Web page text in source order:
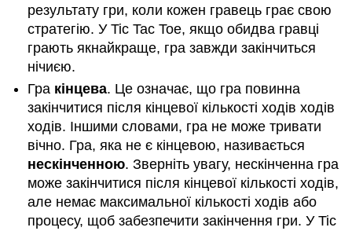
результату гри, коли кожен гравець грає свою
стратегію. У Tic Tac Toe, якщо обидва гравці
грають якнайкраще, гра завжди закінчиться
нічиєю.
Гра кінцева. Це означає, що гра повинна
закінчитися після кінцевої кількості ходів ходів
ходів. Іншими словами, гра не може тривати
вічно. Гра, яка не є кінцевою, називається
нескінченною. Зверніть увагу, нескінченна гра
може закінчитися після кінцевої кількості ходів,
але немає максимальної кількості ходів або
процесу, щоб забезпечити закінчення гри. У Tic